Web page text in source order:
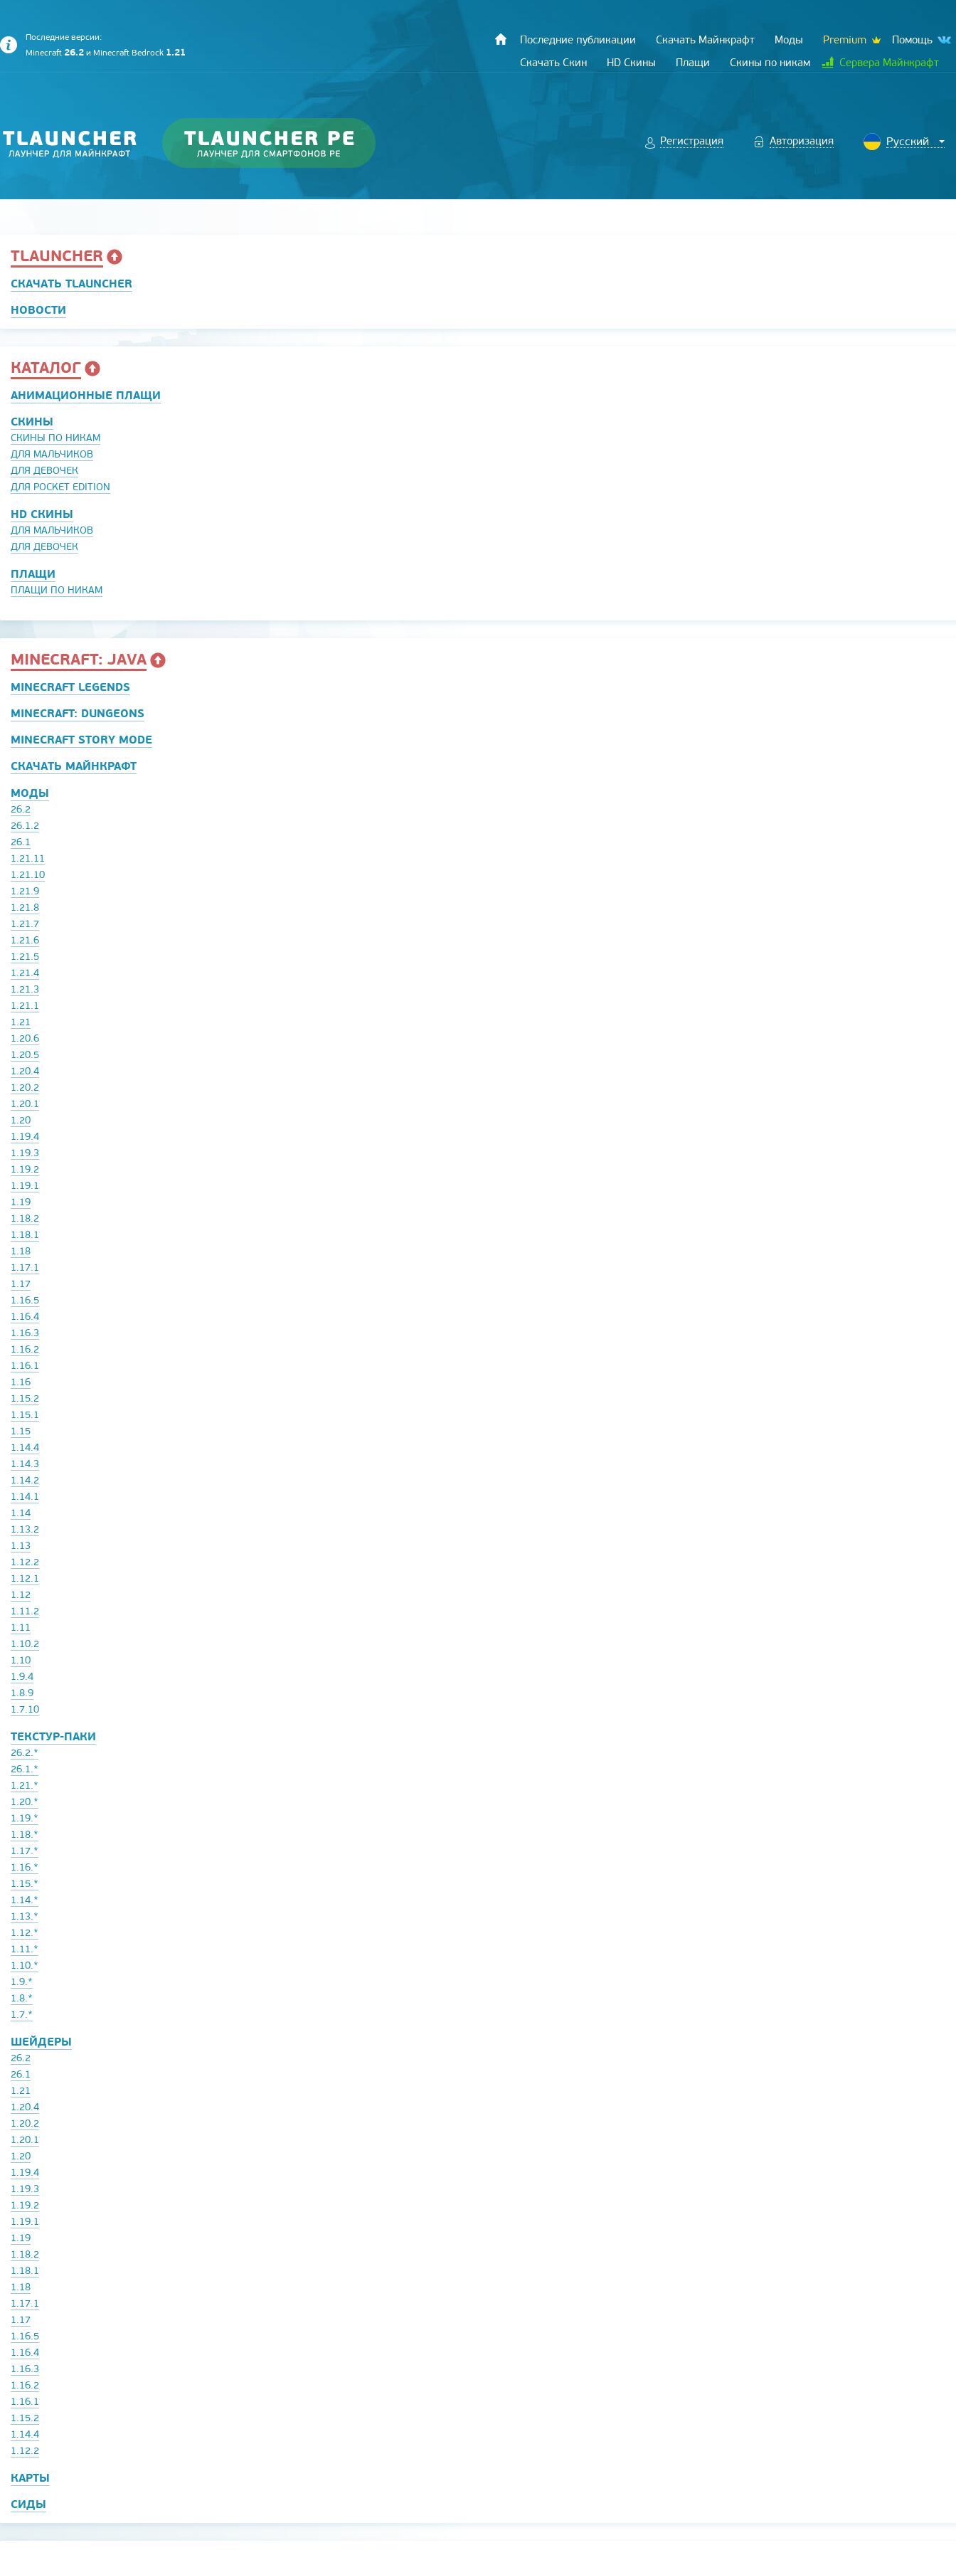
Последние версии:
Minecraft 26.2 и Minecraft Bedrock 1.21
Последние публикации Скачать Майнкрафт Моды Premium
Помощь
Скачать Скин
HD Скины Плащи Скины по никам Сервера Майнкрафт
Регистрация Авторизация
TLAUNCHER
СКАЧАТЬ TLAUNCHER
НОВОСТИ
КАТАЛОГ
АНИМАЦИОННЫЕ ПЛАЩИ
СКИНЫ
СКИНЫ ПО НИКАМ
ДЛЯ МАЛЬЧИКОВ
ДЛЯ ДЕВОЧЕК
ДЛЯ POCKET EDITION
HD СКИНЫ
ДЛЯ МАЛЬЧИКОВ
ДЛЯ ДЕВОЧЕК
ПЛАЩИ
ПЛАЩИ ПО НИКАМ
MINECRAFT: JAVA
MINECRAFT LEGENDS
MINECRAFT: DUNGEONS
MINECRAFT STORY MODE
СКАЧАТЬ МАЙНКРАФТ
МОДЫ
26.2
26.1.2
26.1
1.21.11
1.21.10
1.21.9
1.21.8
1.21.7
1.21.6
1.21.5
1.21.4
1.21.3
1.21.1
1.21
1.20.6
1.20.5
1.20.4
1.20.2
1.20.1
1.20
1.19.4
1.19.3
1.19.2
1.19.1
1.19
1.18.2
1.18.1
1.18
1.17.1
1.17
1.16.5
1.16.4
1.16.3
1.16.2
1.16.1
1.16
1.15.2
1.15.1
1.15
1.14.4
1.14.3
1.14.2
1.14.1
1.14
1.13.2
1.13
1.12.2
1.12.1
1.12
1.11.2
1.11
1.10.2
1.10
1.9.4
1.8.9
1.7.10
ТЕКСТУР-ПАКИ
26.2.*
26.1.*
1.21.*
1.20.*
1.19.*
1.18.*
1.17.*
1.16.*
1.15.*
1.14.*
1.13.*
1.12.*
1.11.*
1.10.*
1.9.*
1.8.*
1.7.*
ШЕЙДЕРЫ
26.2
26.1
1.21
1.20.4
1.20.2
1.20.1
1.20
1.19.4
1.19.3
1.19.2
1.19.1
1.19
1.18.2
1.18.1
1.18
1.17.1
1.17
1.16.5
1.16.4
1.16.3
1.16.2
1.16.1
1.15.2
1.14.4
1.12.2
КАРТЫ
СИДЫ